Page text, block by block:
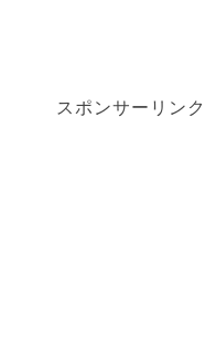
スポンサーリンク